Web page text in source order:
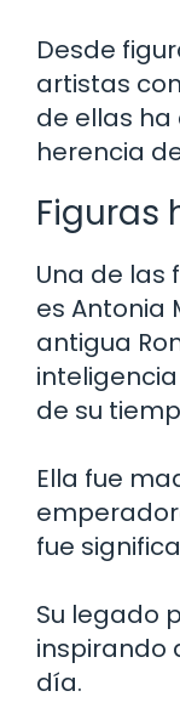
Desde
artistas
de ellas ha
herencia
Figuras
Una de las
es Antonia
antigua
de su
Ella fue
fue
Su legado
inspirando
día.